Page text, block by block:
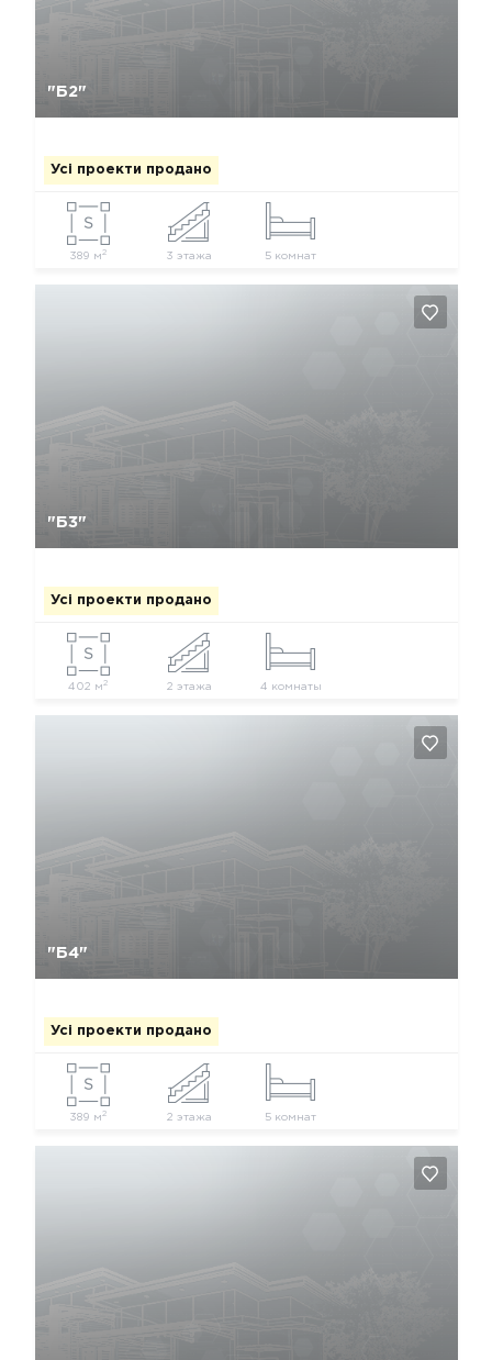
"Б2"
Усі проекти продано
389 м 2 3 этажа 5 комнат
"Б3"
Усі проекти продано
402 м 2 2 этажа 4 комнаты
"Б4"
Усі проекти продано
389 м 2 2 этажа 5 комнат